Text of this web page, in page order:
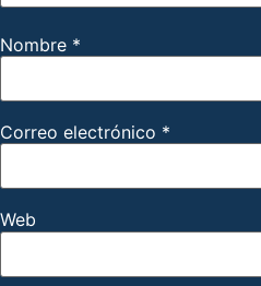
Nombre *
Correo electrónico *
Web